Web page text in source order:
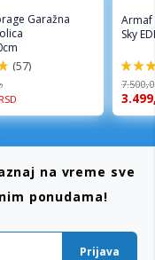
Garažna
(57)
Armaf
Sky
94%
na vreme sve
ponudama!
Prijava